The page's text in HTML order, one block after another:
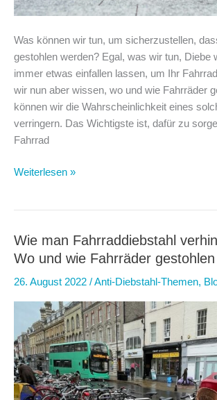
Was können wir tun, um sicherzustellen,
gestohlen werden? Egal, was wir tun, Diebe
immer etwas einfallen lassen, um Ihr
wir nun aber wissen, wo und wie Fahrräder
können wir die Wahrscheinlichkeit eines
verringern. Das Wichtigste ist, dafür zu
Fahrrad
Wie
(Teil
2):
5
besten
Tipps
zur
Verhinderung
von
Fahrraddiebstählen
Weiterlesen »
Wie man Fahrraddiebstahl
Wo und wie Fahrräder
26. August 2022 /Anti-Diebstahl-Themen,